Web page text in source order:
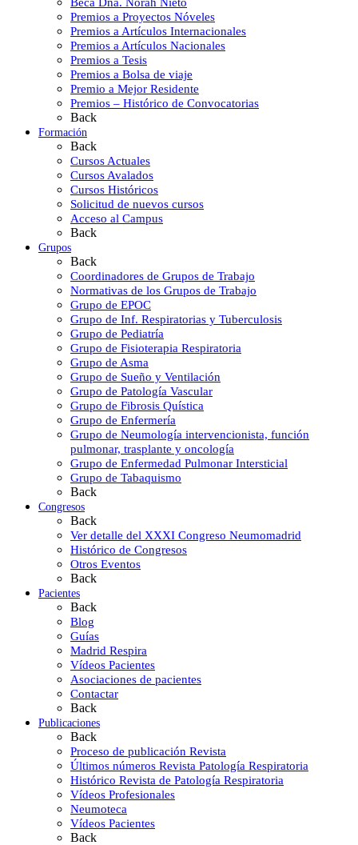
Premios a Proyectos Nóveles
Premios a Artículos Internacionales
Premios a Artículos Nacionales
Premios a Tesis
Premios a Bolsa de viaje
Premio a Mejor Residente
Premios – Histórico de Convocatorias
Back
Formación
Back
Cursos Actuales
Cursos Avalados
Cursos Históricos
Solicitud de nuevos cursos
Acceso al Campus
Back
Grupos
Back
Coordinadores de Grupos de Trabajo
Normativas de los Grupos de Trabajo
Grupo de EPOC
Grupo de Inf. Respiratorias y Tuberculosis
Grupo de Pediatría
Grupo de Fisioterapia Respiratoria
Grupo de Asma
Grupo de Sueño y Ventilación
Grupo de Patología Vascular
Grupo de Fibrosis Quística
Grupo de Enfermería
Grupo de Neumología intervencionista, función
pulmonar, trasplante y oncología
Grupo de Enfermedad Pulmonar Intersticial
Grupo de Tabaquismo
Back
Congresos
Back
Ver detalle del XXXI Congreso Neumomadrid
Histórico de Congresos
Otros Eventos
Back
Pacientes
Back
Blog
Guías
Madrid Respira
Vídeos Pacientes
Asociaciones de pacientes
Contactar
Back
Publicaciones
Back
Proceso de publicación Revista
Últimos números Revista Patología Respiratoria
Histórico Revista de Patología Respiratoria
Vídeos Profesionales
Neumoteca
Vídeos Pacientes
Back